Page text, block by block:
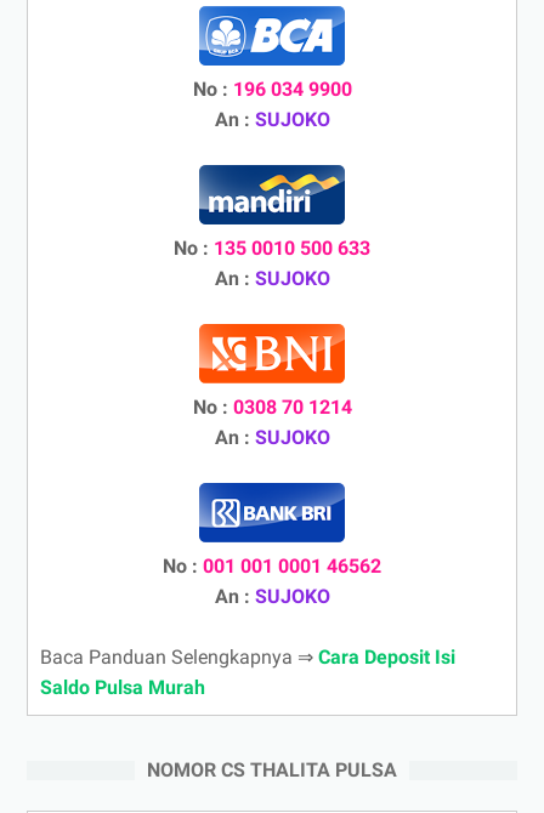
No : 196 034 9900
An : SUJOKO
No : 135 0010 500 633
An : SUJOKO
No : 0308 70 1214
An : SUJOKO
No : 001 001 0001 46562
An : SUJOKO
Baca Panduan Selengkapnya ⇒ Cara Deposit Isi
Saldo Pulsa Murah
NOMOR CS THALITA PULSA